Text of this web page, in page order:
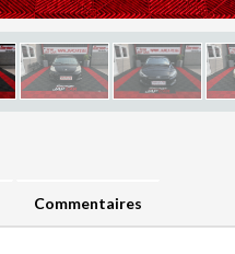
Commentaires